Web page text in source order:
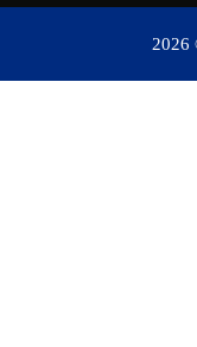
2026